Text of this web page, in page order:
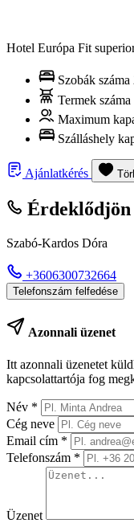
Hotel Európa Fit
Szobák száma
Termek száma
Maximum
Szálláshely
Ajánlatkérés
Érdeklődjön
Szabó-Kardos Dóra
+3606300732664
Telefonszám felfedése
Azonnali üzenet
Itt azonnali üzenetet
kapcsolattartója fog
Név *
Cég neve
Email cím *
Telefonszám *
Üzenet